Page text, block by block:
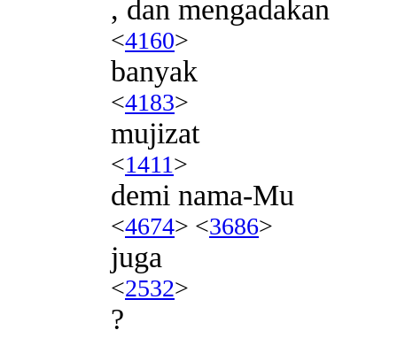
, dan mengadakan
<4160>
banyak
<4183>
mujizat
<1411>
demi nama-Mu
<4674> <3686>
juga
<2532>
?